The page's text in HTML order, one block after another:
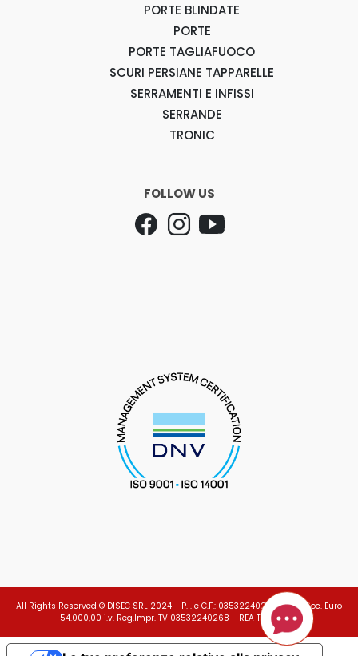
PORTE BLINDATE
PORTE
PORTE TAGLIAFUOCO
SCURI PERSIANE TAPPARELLE
SERRAMENTI E INFISSI
SERRANDE
TRONIC
FOLLOW US
All Rights Reserved © DISEC SRL 2024 - P.I. e C.F.: 03532240268 - Cap.Soc. Euro
54.000,00 i.v. Reg.Impr. TV 03532240268 - REA TV 279278